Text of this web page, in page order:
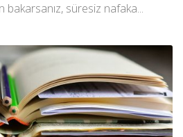
bakarsanız, süresiz nafaka...